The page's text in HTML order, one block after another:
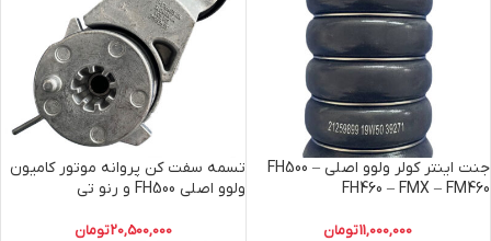
جنت اینتر کولر ولوو اصلی FH500 –
FH460 – FMX – FM460
11,000,000تومان
تسمه سفت کن پروانه موتور کامیون
ولوو اصلی FH500 و رنو تی
20,500,000تومان